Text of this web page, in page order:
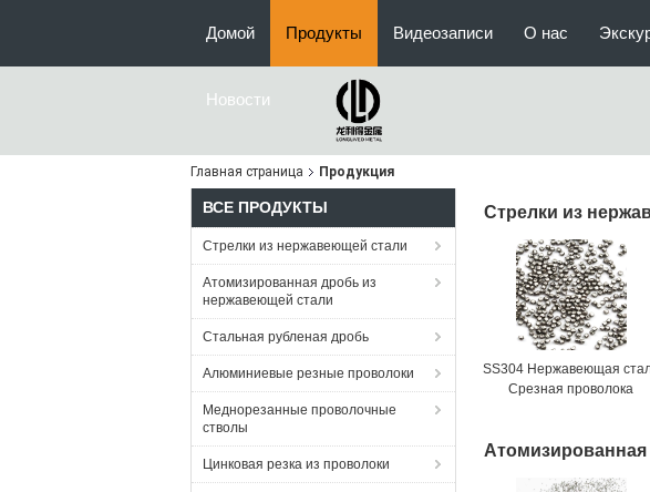
Домой Продукты Видеозаписи О нас
Новости
Главная страница Продукция
ВСЕ ПРОДУКТЫ
Стрелки из нержавеющей стали
Атомизированная дробь из
нержавеющей стали
Стальная рубленая дробь
Алюминиевые резные проволоки
Меднорезанные проволочные
стволы
Цинковая резка из проволоки
Стрелки из
SS304 Нержавеющая
Срезная проволока